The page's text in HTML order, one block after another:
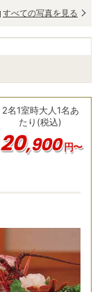
すべての写真を見る
2名1室時大人1名あ
たり(税込)
20,900円〜